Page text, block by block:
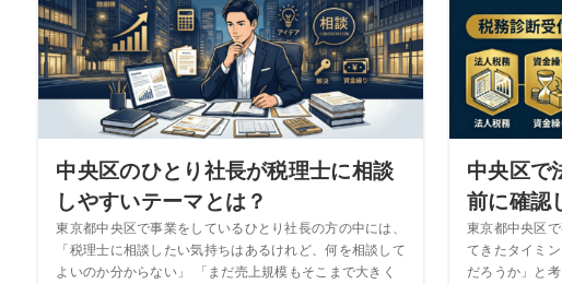
中央区のひとり社長が税理士に相談
しやすいテーマとは？
東京都中央区で事業をしているひとり社長の方の中には、
「税理士に相談したい気持ちはあるけれど、何を相談して
よいのか分からない」 「まだ売上規模もそこまで大きく
中央区で
前に確認
東京都中央区
てきたタイミ
だろうか」と